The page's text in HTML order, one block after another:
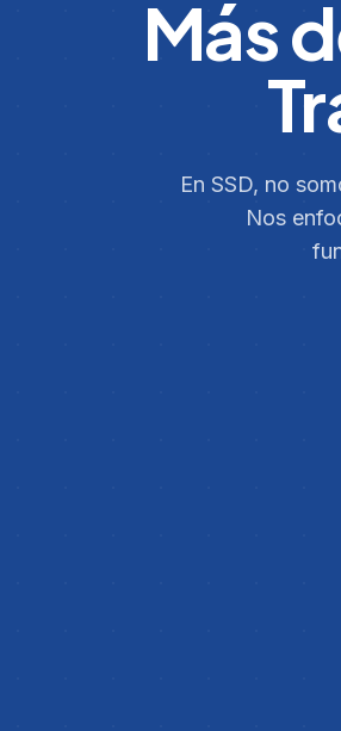
Más
En SSD, no
Nos